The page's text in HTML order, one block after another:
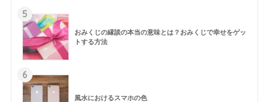
5
おみくじの縁談の本当の意味とは？おみくじで幸せをゲッ
トする方法
6
風水におけるスマホの色